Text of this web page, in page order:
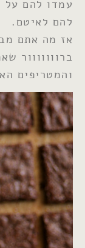
עמדו להם על
להם לאיטם.
אז מה אתם
ברווווווור
והמטריפים